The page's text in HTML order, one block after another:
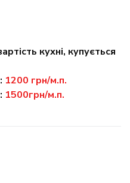
кухні, купується
1200 грн/м.п.
1500грн/м.п.